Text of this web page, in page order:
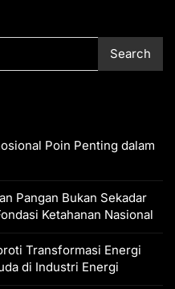
Search
Poin Penting dalam
Pangan Bukan Sekadar
Ketahanan Nasional
Transformasi Energi
di Industri Energi